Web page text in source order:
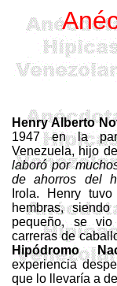
Henry Alberto
1947 en la
Venezuela, hijo
laboró por
de ahorros del
Irola. Henry
hembras,
pequeño, se
carreras de
Hipódromo
experiencia
que lo llevaría a